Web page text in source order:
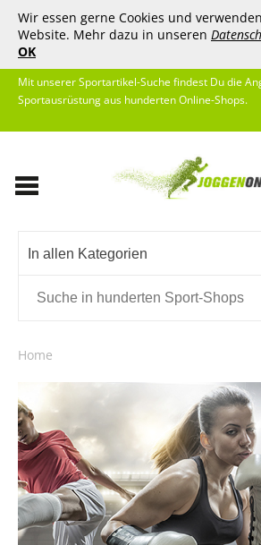
Wir essen gerne Cookies und
Website. Mehr dazu in unseren
OK
Mit unserer Sportartikel-Suche findest Du die
Sportausrüstung aus hunderten Online-Shops.
In allen Kategorien
Home